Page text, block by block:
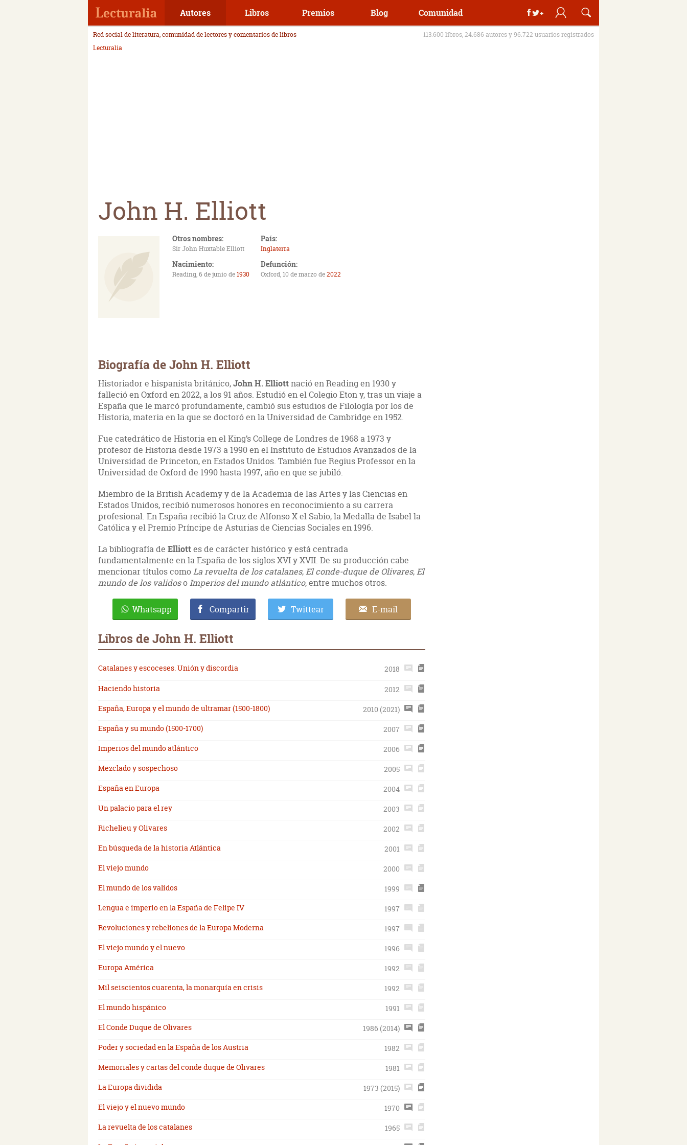
Autores Libros Premios Blog Comunidad
Red social de literatura, comunidad de lectores y comentarios de libros
113.600 libros, 24.686 autores y 96.722 usuarios registrados
Lecturalia
John H. Elliott
Otros nombres:
Sir John Huxtable Elliott
País:
Inglaterra
Nacimiento:
Reading, 6 de junio de1930
Defunción:
Oxford, 10 de marzo de2022
Biografía de John H. Elliott
Historiador e hispanista británico,John H. Elliottnació en Reading en 1930 y
falleció en Oxford en 2022, a los 91 años. Estudió en el Colegio Eton y, tras un viaje a
España que le marcó profundamente, cambió sus estudios de Filología por los de
Historia, materia en la que se doctoró en la Universidad de Cambridge en 1952.
Fue catedrático de Historia en el King’s College de Londres de 1968 a 1973 y
profesor de Historia desde 1973 a 1990 en el Instituto de Estudios Avanzados de la
Universidad de Princeton, en Estados Unidos. También fue Regius Professor en la
Universidad de Oxford de 1990 hasta 1997, año en que se jubiló.
Miembro de la British Academy y de la Academia de las Artes y las Ciencias en
Estados Unidos, recibió numerosos honores en reconocimiento a su carrera
profesional. En España recibió la Cruz de Alfonso X el Sabio, la Medalla de Isabel la
Católica y el Premio Príncipe de Asturias de Ciencias Sociales en 1996.
La bibliografía de Elliottes de carácter histórico y está centrada
fundamentalmente en la España de los siglos XVI y XVII. De su producción cabe
mencionar títulos comoLa revuelta de los catalanes,El conde-duque de Olivares,El
mundo de los validosoImperios del mundo atlántico, entre muchos otros.
Whatsapp Compartir Twittear E-mail
Libros de John H. Elliott
Catalanes y escoceses. Unión y discordia
2018
Haciendo historia
2012
España, Europa y el mundo de ultramar (1500-1800)
2010 (2021)
España y su mundo (1500-1700)
2007
Imperios del mundo atlántico
2006
Mezclado y sospechoso
2005
España en Europa
2004
Un palacio para el rey
2003
Richelieu y Olivares
2002
En búsqueda de la historia Atlántica
2001
El viejo mundo
2000
El mundo de los validos
1999
Lengua e imperio en la España de Felipe IV
1997
Revoluciones y rebeliones de la Europa Moderna
1997
El viejo mundo y el nuevo
1996
Europa América
1992
Mil seiscientos cuarenta, la monarquía en crisis
1992
El mundo hispánico
1991
El Conde Duque de Olivares
1986 (2014)
Poder y sociedad en la España de los Austria
1982
Memoriales y cartas del conde duque de Olivares
1981
La Europa dividida
1973 (2015)
El viejo y el nuevo mundo
1970
La revuelta de los catalanes
1965